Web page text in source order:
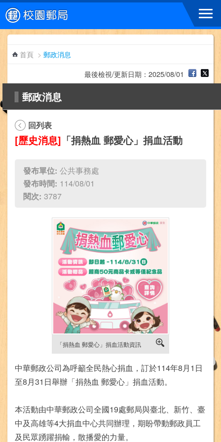
跳到主要內容區塊
首頁 > 郵政消息
最後檢視/更新日期：2025/08/01
郵政消息
回列表
[歷史消息] 「捐熱血 郵愛心」捐血活動
發布單位: 公共事務處
發布時間: 114/08/01
閱次: 3787
「捐熱血 郵愛心」捐血活動資訊
中華郵政公司為呼籲全民熱心捐血，訂於114年8月1日
至8月31日舉辦「捐熱血 郵愛心」捐血活動。
本活動由中華郵政公司全國19處郵局與臺北、新竹、臺
中及高雄等4大捐血中心共同辦理，期盼帶動郵政員工
及民眾踴躍捐輸，散播愛的力量。